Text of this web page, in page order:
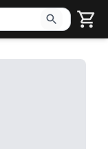
Göndərmək